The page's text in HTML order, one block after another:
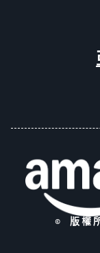
© 版權